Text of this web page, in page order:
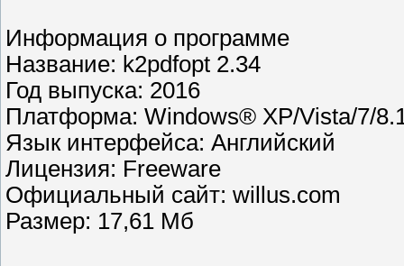
Информация о программе
Название: k2pdfopt 2.34
Год выпуска: 2016
Платформа: Windows® XP/Vista/7/
Язык интерфейса: Английский
Лицензия: Freeware
Официальный сайт: willus.com
Размер: 17,61 Мб